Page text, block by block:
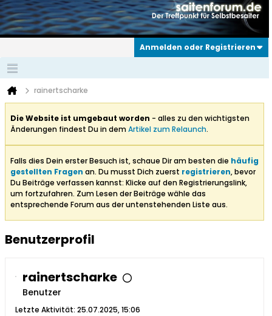
Anmelden oder Registrieren
rainertscharke
Die Website ist umgebaut worden - alles zu den wichtigsten
Änderungen findest Du in demArtikel zum Relaunch.
Falls dies Dein erster Besuch ist, schaue Dir am besten die häufig
gestellten Fragen an. Du musst Dich zuerst registrieren, bevor
Du Beiträge verfassen kannst: Klicke auf den Registrierungslink,
um fortzufahren. Zum Lesen der Beiträge wähle das
entsprechende Forum aus der untenstehenden Liste aus.
Benutzerprofil
rainertscharke
Benutzer
Letzte Aktivität: 25.07.2025, 15:06